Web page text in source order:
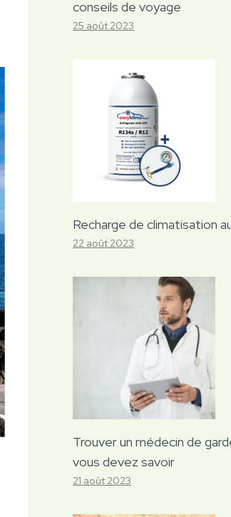
conseils de voyage
25 août 2023
Recharge de climatisation
22 août 2023
Trouver un médecin de
vous devez savoir
21 août 2023